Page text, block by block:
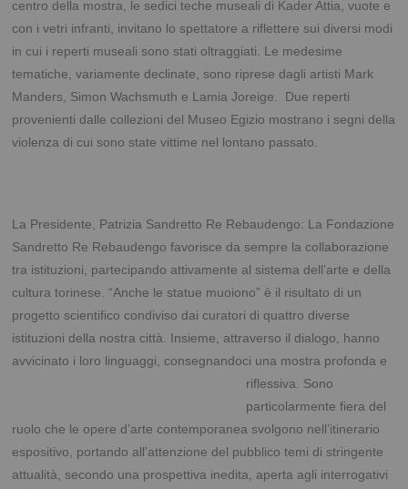
centro della mostra, le sedici teche museali di Kader Attia, vuote e
con i vetri infranti, invitano lo spettatore a riflettere sui diversi modi
in cui i reperti museali sono stati oltraggiati. Le medesime
tematiche, variamente declinate, sono riprese dagli artisti Mark
Manders, Simon Wachsmuth e Lamia Joreige. Due reperti
provenienti dalle collezioni del Museo Egizio mostrano i segni della
violenza di cui sono state vittime nel lontano passato.
La Presidente, Patrizia Sandretto Re Rebaudengo: La Fondazione
Sandretto Re Rebaudengo favorisce da sempre la collaborazione
tra istituzioni, partecipando attivamente al sistema dell’arte e della
cultura torinese. “Anche le statue muoiono” è il risultato di un
progetto scientifico condiviso dai curatori di quattro diverse
istituzioni della nostra città. Insieme, attraverso il dialogo, hanno
avvicinato i loro linguaggi, consegnandoci una mostra profonda e
riflessiva. Sono
particolarmente fiera del
ruolo che le opere d’arte contemporanea svolgono nell’itinerario
espositivo, portando all’attenzione del pubblico temi di stringente
attualità, secondo una prospettiva inedita, aperta agli interrogativi